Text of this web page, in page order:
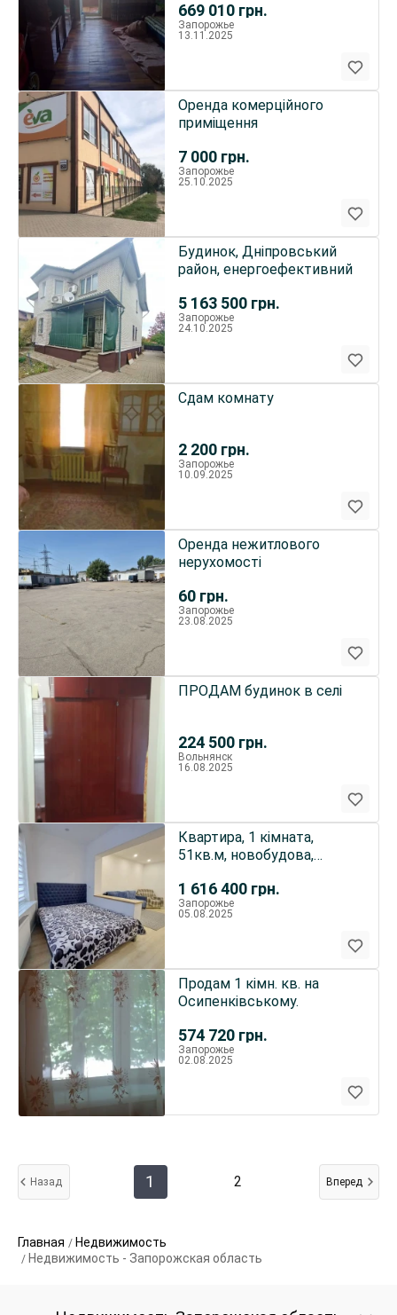
669 010 грн.
Запорожье
13.11.2025
7 000 грн.
Оренда комерційного
приміщення
Запорожье
25.10.2025
5 163 500 грн.
Будинок, Дніпровський
район, енергоефективний
Запорожье
24.10.2025
2 200 грн.
Сдам комнату
Запорожье
10.09.2025
60 грн.
Оренда нежитлового
нерухомості
Запорожье
23.08.2025
224 500 грн.
ПРОДАМ будинок в селі
Вольнянск
16.08.2025
1 616 400 грн.
Квартира, 1 кімната,
51кв.м, новобудова,
Запорожье
05.08.2025
574 720 грн.
Продам 1 кімн. кв. на
Осипенківському.
Запорожье
02.08.2025
Назад 1 2 Вперед
Главная
Недвижимость
Недвижимость - Запорожская область